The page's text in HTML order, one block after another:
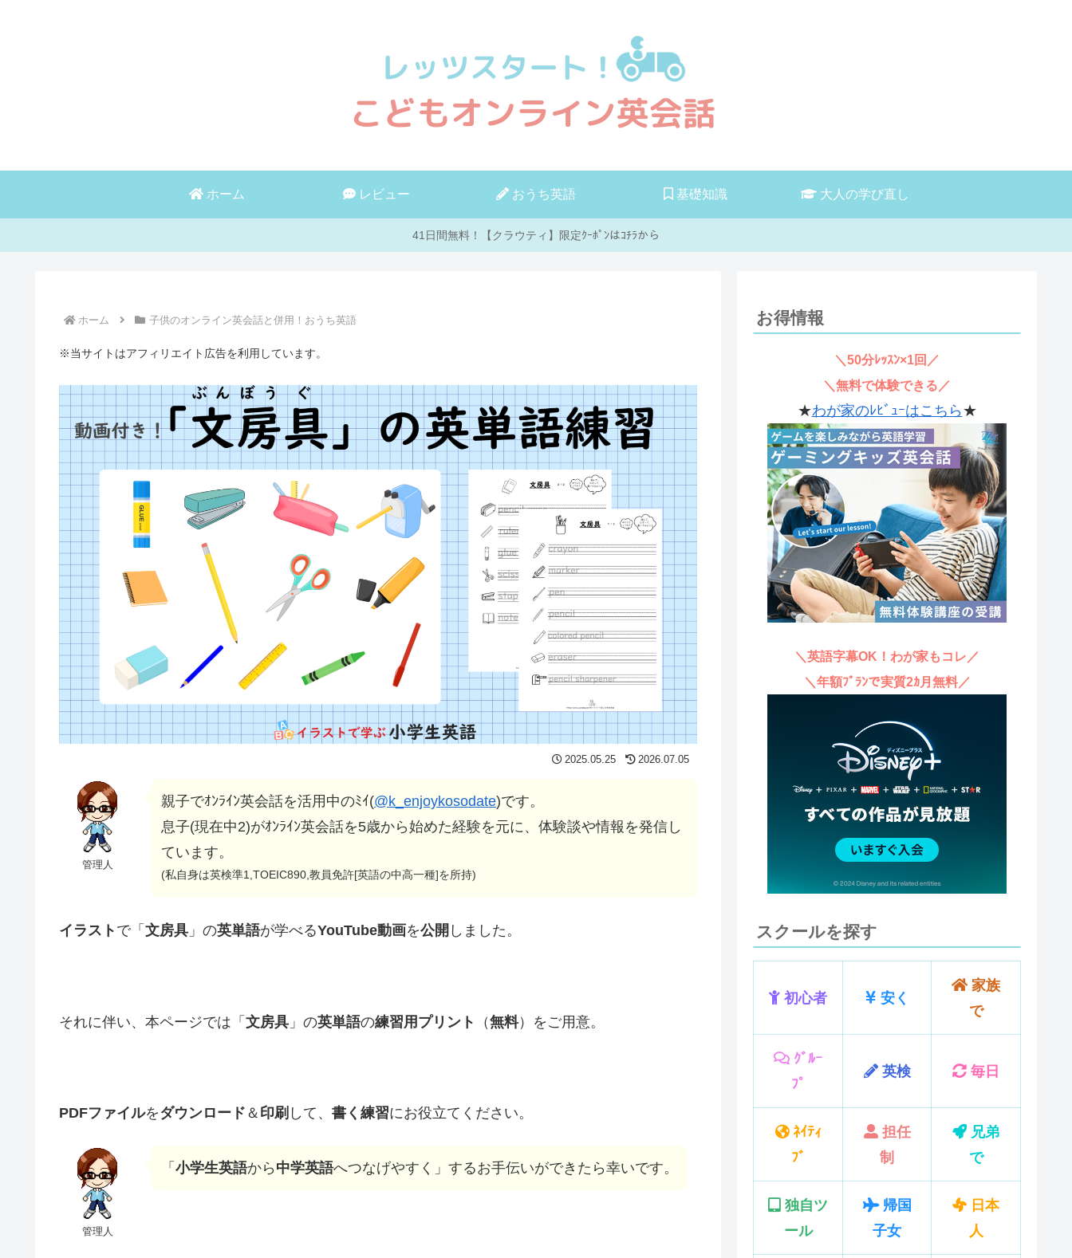
ホーム レビュー おうち英語 基礎知識 大人の学び直し
41日間無料！【クラウティ】限定ｸｰﾎﾟﾝはｺﾁﾗから
ホーム 子供のオンライン英会話と併用！おうち英語
※当サイトはアフィリエイト広告を利用しています。
2025.05.25 2026.07.05
管理人
親子でｵﾝﾗｲﾝ英会話を活用中のﾐｲ(@k_enjoykosodate)です。
息子(現在中2)がｵﾝﾗｲﾝ英会話を5歳から始めた経験を元に、体験談や情報を発信し
ています。
(私自身は英検準1,TOEIC890,教員免許[英語の中高一種]を所持)
イラスト で「 文房具 」の英単語が学べるYouTube動画を公開 しました。
それに伴い、本ページでは「 文房具 」の英単語の練習用 プリント （無料）をご用意。
PDFファイルをダウンロード ＆ 印刷 して、 書く練習にお役立てください。
管理人
「 小学生英語から 中学英語へつなげやすく」するお手伝いができたら幸いです。
お得情報
＼50分ﾚｯｽﾝ×1回／
＼無料で体験できる／
★わが家のﾚﾋﾞｭｰはこちら ★
＼英語字幕OK！わが家もコレ／
＼年額ﾌﾟﾗﾝで実質2ｶ月無料／
スクールを探す
初心者 安く
家族
で
ｸﾞﾙｰ
ﾌﾟ
英検 毎日
ﾈｲﾃｨ
ﾌﾞ
担任
制
兄弟
で
独自ツ
ール
帰国
子女
日本
人